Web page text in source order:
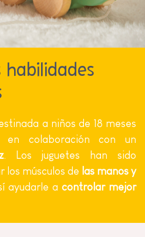
habilidades
a niños de 18 meses
en colaboración con un
. Los juguetes han sido
los músculos de las manos y
ayudarle a controlar mejor